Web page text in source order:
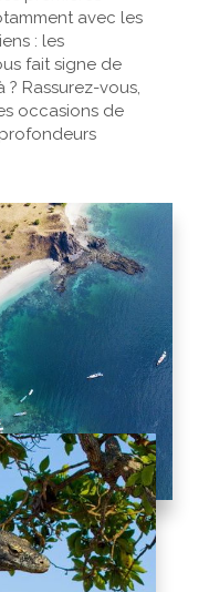
avec les
: les
fait signe de
Rassurez-vous,
occasions de